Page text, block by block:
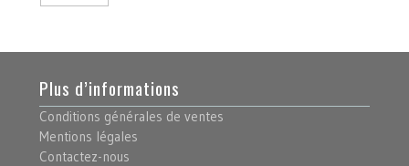
Plus d’informations
Conditions générales de ventes
Mentions légales
Contactez-nous